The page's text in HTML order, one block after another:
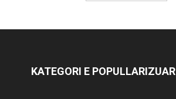
KATEGORI E POPULLARIZUAR